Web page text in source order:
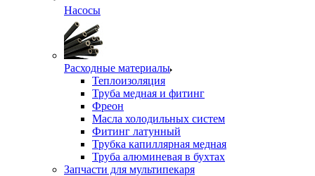
Насосы
Расходные материалы
Теплоизоляция
Труба медная и фитинг
Фреон
Масла холодильных систем
Фитинг латунный
Трубка капиллярная медная
Труба алюминевая в бухтах
Запчасти для мультипекаря